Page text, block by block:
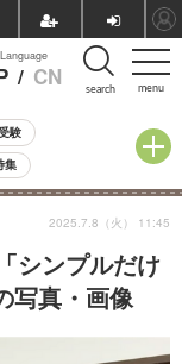
menu
Language
/ CN search
験
集
学校受験
事
） ランキング
シンプルだけ
写真・画像
2025.7.8（火） 11:45